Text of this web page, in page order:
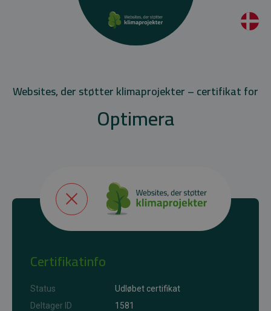
Websites, der støtter klimaprojekter – certifikat for
Optimera
Certifikatinfo
Status
Udløbet certifikat
Deltager ID
1581